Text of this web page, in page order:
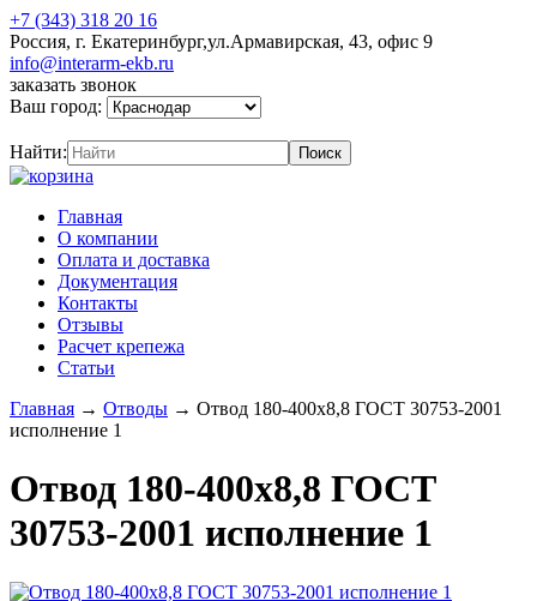
+7 (343) 318 20 16
Россия, г. Екатеринбург,ул.Армавирская, 43, офис 9
info@interarm-ekb.ru
заказать звонок
Ваш город:
Найти:
Главная
О компании
Оплата и доставка
Документация
Контакты
Отзывы
Расчет крепежа
Статьи
Главная → Отводы → Отвод 180-400х8,8 ГОСТ 30753-2001
исполнение 1
Отвод 180-400х8,8 ГОСТ
30753-2001 исполнение 1